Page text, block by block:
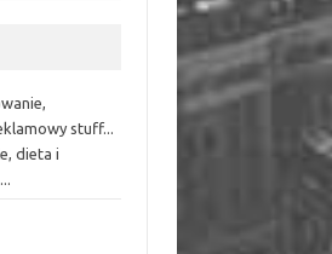
stuff...
dieta i